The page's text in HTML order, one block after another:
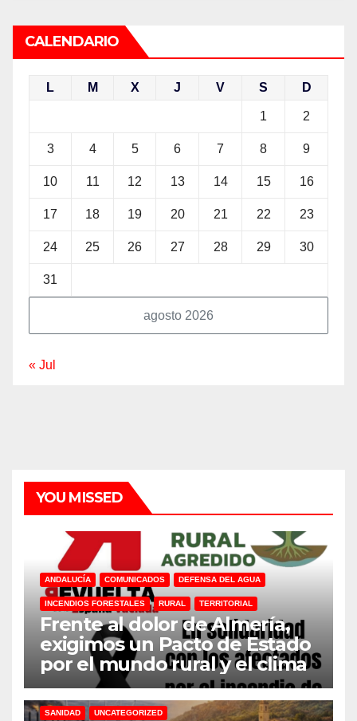
CALENDARIO
agosto 2026
L M X J V S D
1 2
3 4 5 6 7 8 9
10 11 12 13 14 15 16
17 18 19 20 21 22 23
24 25 26 27 28 29 30
31
« Jul
YOU MISSED
ANDALUCÍA COMUNICADOS DEFENSA DEL AGUA
INCENDIOS FORESTALES RURAL TERRITORIAL
Frente al dolor de Almería,
exigimos un Pacto de Estado
por el mundo rural y el clima
31M DEFENSA DEL AGUA DESPOBLACION FERROCARRIL
MACROGRANJAS PLANTAS BIOGÁS RENOVABLES
SANIDAD UNCATEGORIZED